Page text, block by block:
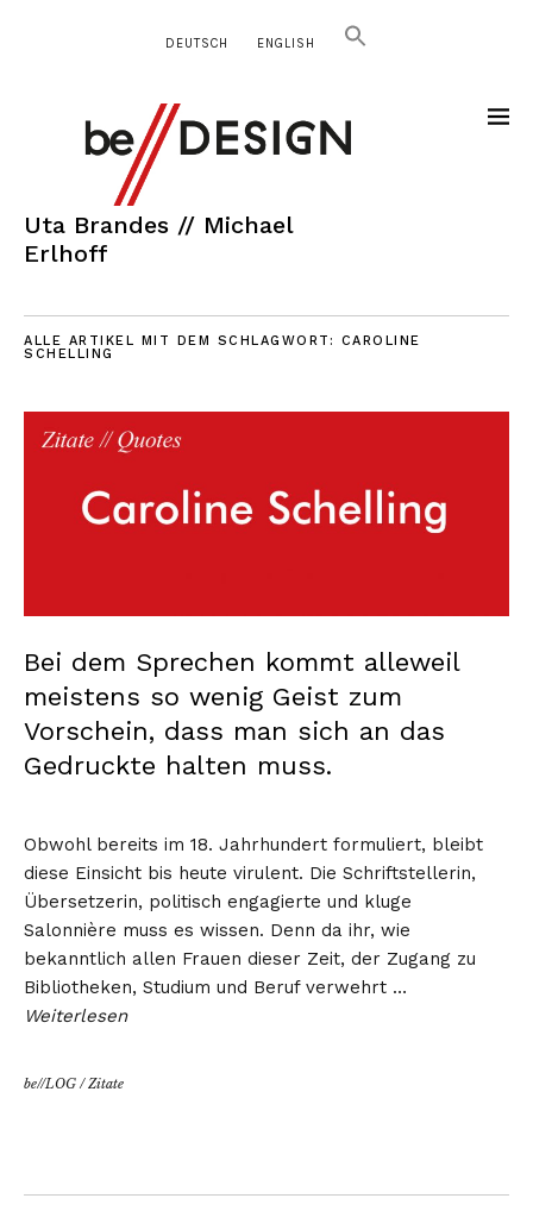
DEUTSCH ENGLISH
Uta Brandes // Michael
Erlhoff
ALLE ARTIKEL MIT DEM SCHLAGWORT: CAROLINE
SCHELLING
Bei dem Sprechen kommt alleweil
meistens so wenig Geist zum
Vorschein, dass man sich an das
Gedruckte halten muss.
Obwohl bereits im 18. Jahrhundert formuliert, bleibt
diese Einsicht bis heute virulent. Die Schriftstellerin,
Übersetzerin, politisch engagierte und kluge
Salonnière muss es wissen. Denn da ihr, wie
bekanntlich allen Frauen dieser Zeit, der Zugang zu
Bibliotheken, Studium und Beruf verwehrt …
Weiterlesen
be//LOG /Zitate